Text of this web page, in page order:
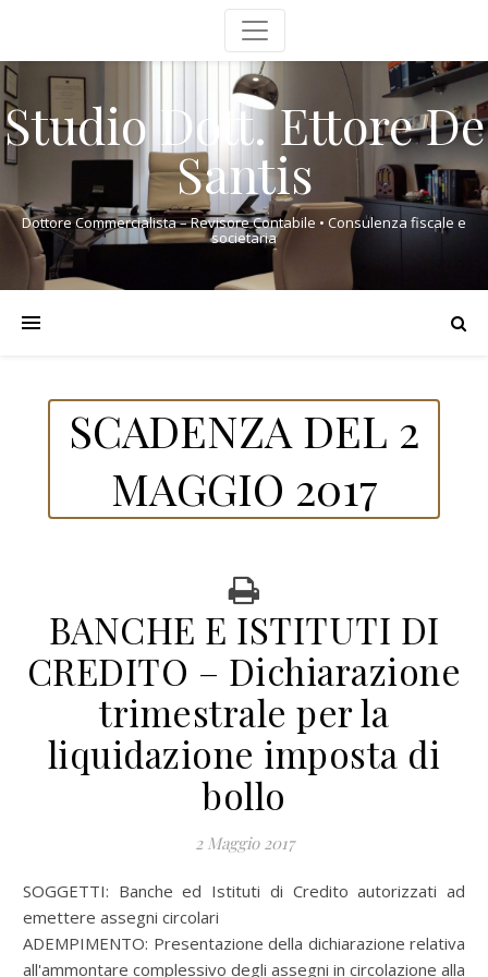
Studio Dott. Ettore De
Santis
Dottore Commercialista – Revisore Contabile • Consulenza fiscale e
societaria
SCADENZA DEL 2
MAGGIO 2017
BANCHE E ISTITUTI DI
CREDITO – Dichiarazione
trimestrale per la
liquidazione imposta di
bollo
2 Maggio 2017
SOGGETTI: Banche ed Istituti di Credito autorizzati ad
emettere assegni circolari
ADEMPIMENTO: Presentazione della dichiarazione relativa
all'ammontare complessivo degli assegni in circolazione alla